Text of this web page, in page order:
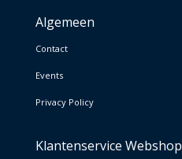
Algemeen
Contact
Events
Privacy Policy
Klantenservice Webshop